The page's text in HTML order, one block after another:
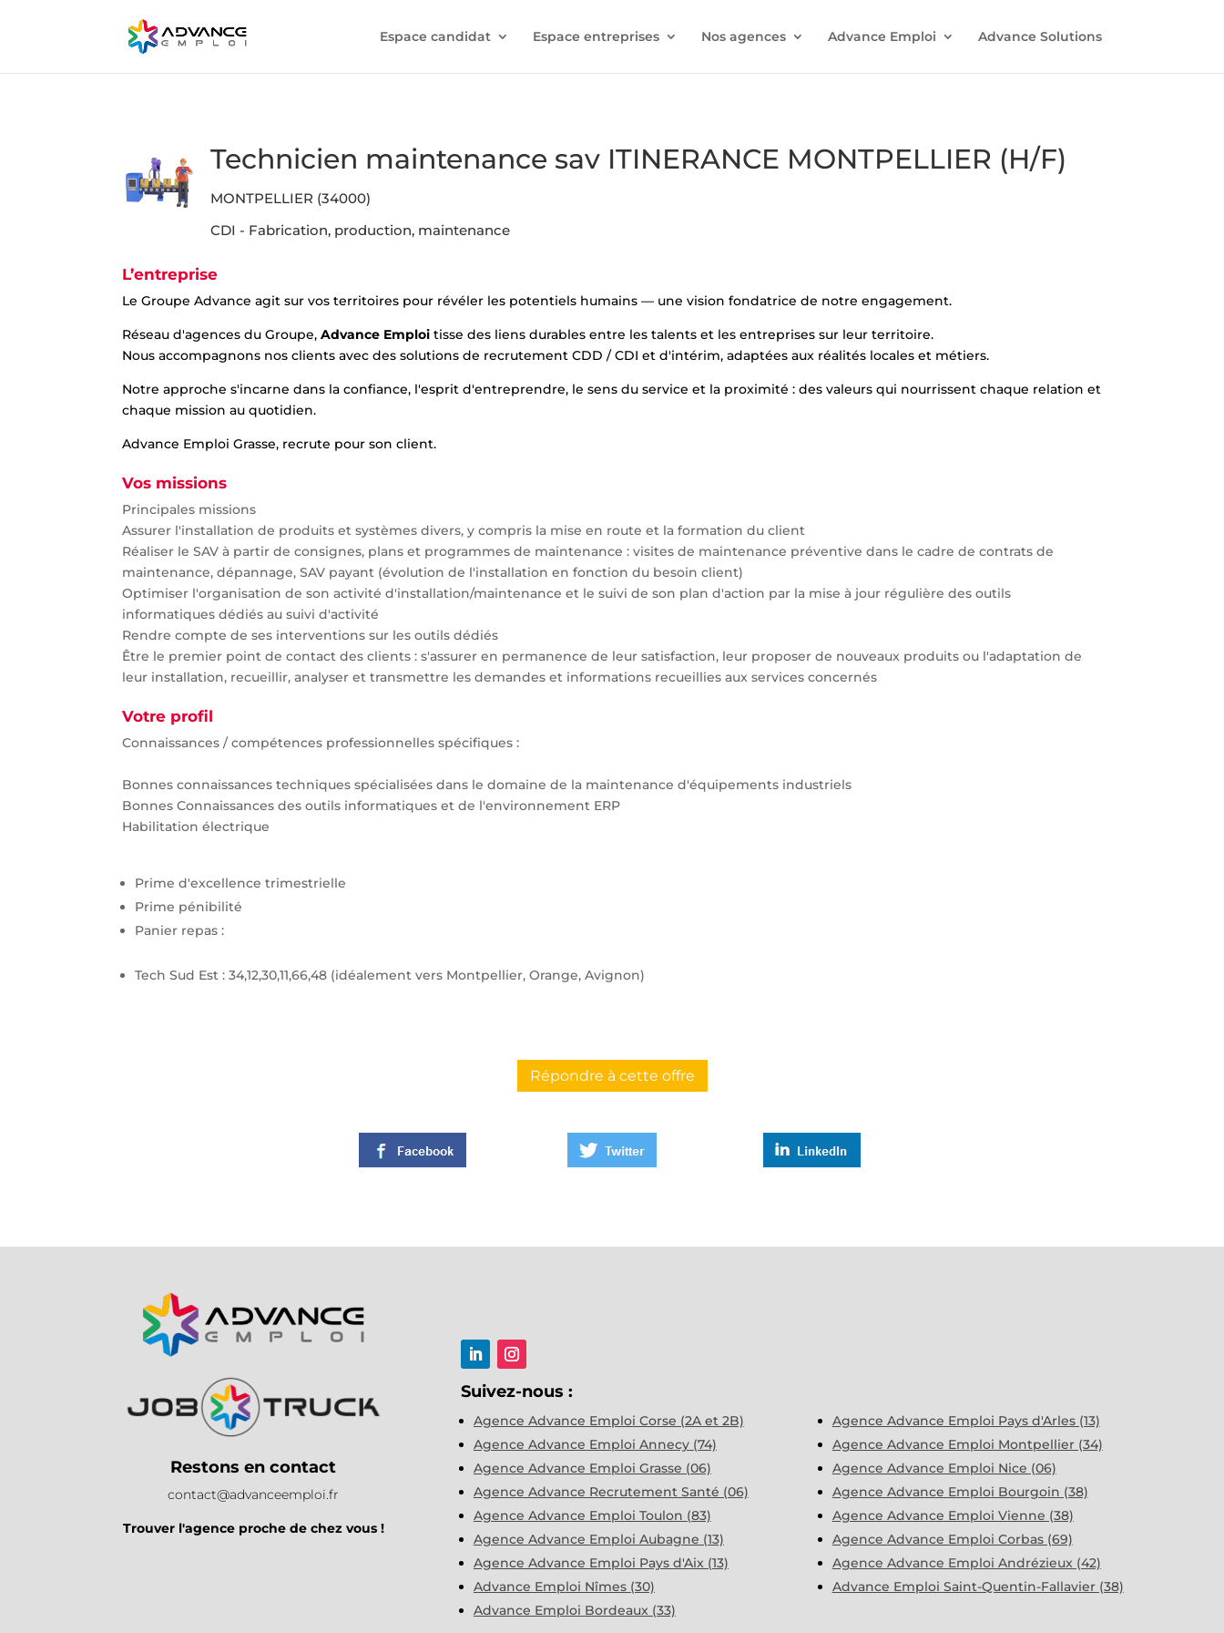
Espace candidat Espace entreprises Nos agences Advance Emploi Advance Solutions
Technicien maintenance sav ITINERANCE MONTPELLIER (H/F)
MONTPELLIER (34000)
CDI - Fabrication, production, maintenance
L’entreprise
Le Groupe Advance agit sur vos territoires pour révéler les potentiels humains — une vision fondatrice de notre engagement.
Réseau d'agences du Groupe,Advance Emploitisse des liens durables entre les talents et les entreprises sur leur territoire.
Nous accompagnons nos clients avec des solutions de recrutement CDD / CDI et d'intérim, adaptées aux réalités locales et métiers.
Notre approche s'incarne dans la confiance, l'esprit d'entreprendre, le sens du service et la proximité : des valeurs qui nourrissent chaque relation et
chaque mission au quotidien.
Advance Emploi Grasse, recrute pour son client.
Vos missions
Principales missions
Assurer l'installation de produits et systèmes divers, y compris la mise en route et la formation du client
Réaliser le SAV à partir de consignes, plans et programmes de maintenance : visites de maintenance préventive dans le cadre de contrats de
maintenance, dépannage, SAV payant (évolution de l'installation en fonction du besoin client)
Optimiser l'organisation de son activité d'installation/maintenance et le suivi de son plan d'action par la mise à jour régulière des outils
informatiques dédiés au suivi d'activité
Rendre compte de ses interventions sur les outils dédiés
Être le premier point de contact des clients : s'assurer en permanence de leur satisfaction, leur proposer de nouveaux produits ou l'adaptation de
leur installation, recueillir, analyser et transmettre les demandes et informations recueillies aux services concernés
Votre profil
Connaissances / compétences professionnelles spécifiques :
Bonnes connaissances techniques spécialisées dans le domaine de la maintenance d'équipements industriels
Bonnes Connaissances des outils informatiques et de l'environnement ERP
Habilitation électrique
Prime d'excellence trimestrielle
Prime pénibilité
Panier repas :
Tech Sud Est : 34,12,30,11,66,48 (idéalement vers Montpellier, Orange, Avignon)
Répondre à cette offre
Restons en contact
contact@advanceemploi.fr
Trouver l'agence proche de chez vous !
Suivez-nous :
Agence Advance Emploi Corse (2A et 2B)
Agence Advance Emploi Annecy (74)
Agence Advance Emploi Grasse (06)
Agence Advance Recrutement Santé (06)
Agence Advance Emploi Toulon (83)
Agence Advance Emploi Aubagne (13)
Agence Advance Emploi Pays d'Aix (13)
Advance Emploi Nîmes (30)
Advance Emploi Bordeaux (33)
Agence Advance Emploi Pays d'Arles (13)
Agence Advance Emploi Montpellier (34)
Agence Advance Emploi Nice (06)
Agence Advance Emploi Bourgoin (38)
Agence Advance Emploi Vienne (38)
Agence Advance Emploi Corbas (69)
Agence Advance Emploi Andrézieux (42)
Advance Emploi Saint-Quentin-Fallavier (38)